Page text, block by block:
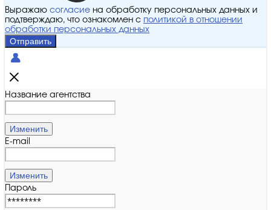
Выражаю согласие на обработку персональных данных и
подтверждаю, что ознакомлен с политикой в отношении
обработки персональных данных
Отправить
Название агентства
Изменить
E-mail
Изменить
Пароль